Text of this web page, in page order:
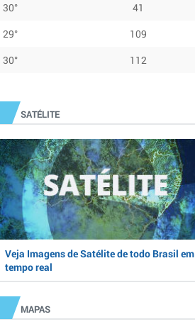
30°
41
29°
109
30° 112
SATÉLITE
Veja Imagens de Satélite de todo Brasil em
tempo real
MAPAS